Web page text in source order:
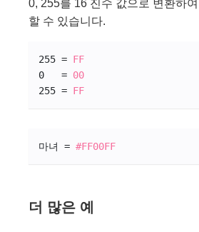
0, 255를 16 진수 값으로 변환하
할 수 있습니다.
255 = FF
0   = 00
255 = FF
마녀 = #FF00FF
더 많은 예